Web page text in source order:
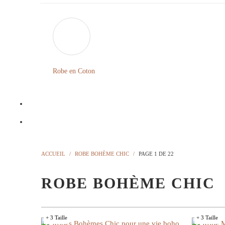
Robe en Coton
ACCUEIL / ROBE BOHÈME CHIC / PAGE 1 DE 22
ROBE BOHÈME CHIC
+ 3 Taille + 3 Taille